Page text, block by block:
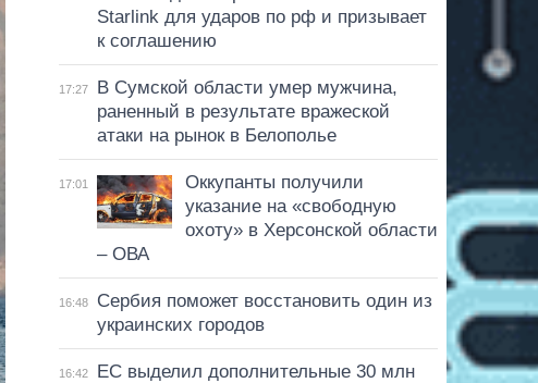
Starlink для ударов по рф и призывает
к соглашению
17:27
В Сумской области умер мужчина,
раненный в результате вражеской
атаки на рынок в Белополье
17:01
Оккупанты получили
указание на «свободную
охоту» в Херсонской области
– ОВА
16:48
Сербия поможет восстановить один из
украинских городов
16:42
ЕС выделил дополнительные 30 млн